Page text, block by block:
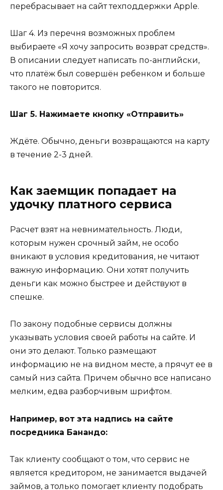
перебрасывает на сайт техподдержки Apple.
Шаг 4. Из перечня возможных проблем
выбираете «Я хочу запросить возврат средств».
В описании следует написать по-английски,
что платёж был совершён ребенком и больше
такого не повторится.
Шаг 5. Нажимаете кнопку «Отправить»
Ждёте. Обычно, деньги возвращаются на карту
в течение 2-3 дней.
Как заемщик попадает на
удочку платного сервиса
Расчет взят на невнимательность. Люди,
которым нужен срочный займ, не особо
вникают в условия кредитования, не читают
важную информацию. Они хотят получить
деньги как можно быстрее и действуют в
спешке.
По закону подобные сервисы должны
указывать условия своей работы на сайте. И
они это делают. Только размещают
информацию не на видном месте, а прячут ее в
самый низ сайта. Причем обычно все написано
мелким, едва разборчивым шрифтом.
Например, вот эта надпись на сайте
посредника Банандо:
Так клиенту сообщают о том, что сервис не
является кредитором, не занимается выдачей
займов, а только помогает клиенту подобрать